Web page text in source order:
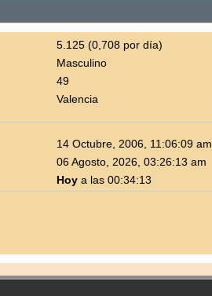
5.125 (0,708 por día)
Masculino
49
Valencia
14 Octubre, 2006, 11:06:09 am
06 Agosto, 2026, 03:26:13 am
Hoy a las 00:34:13